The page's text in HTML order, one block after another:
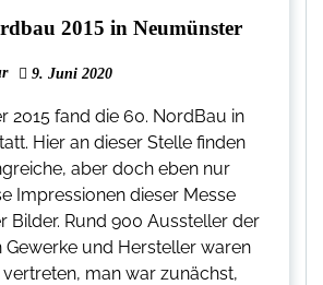
2015 in Neumünster
9. Juni 2020
2015 fand die 60. NordBau in
Hier an dieser Stelle finden
aber doch eben nur
Impressionen dieser Messe
Bilder. Rund 900 Aussteller der
Gewerke und Hersteller waren
man war zunächst,